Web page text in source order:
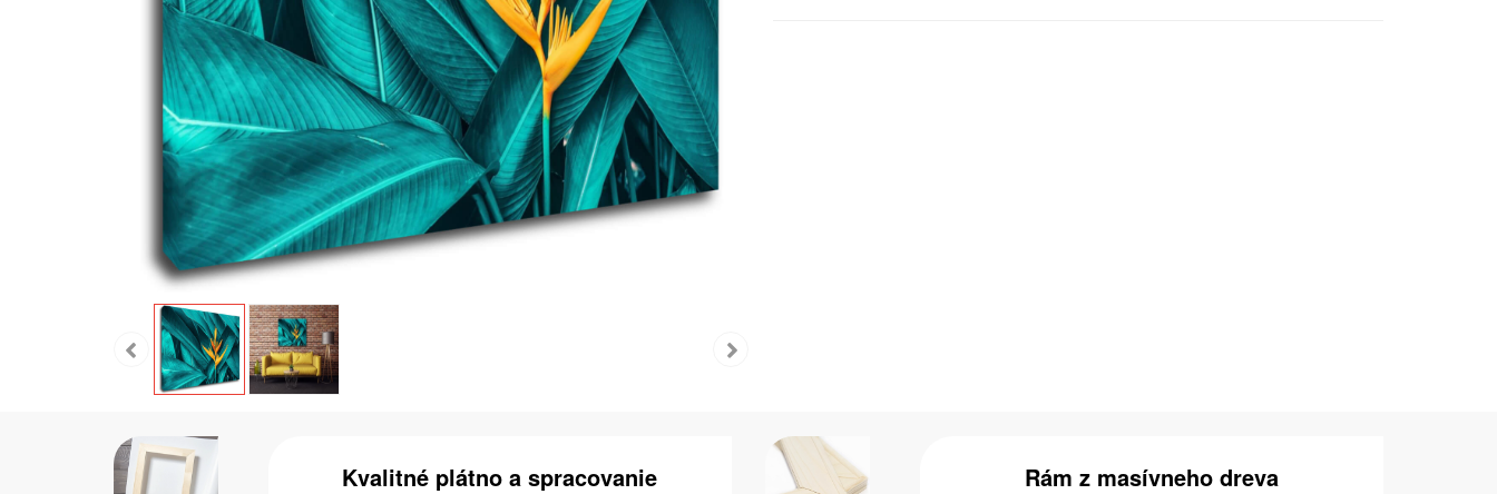
Kvalitné plátno a spracovanie Rám z masívneho dreva